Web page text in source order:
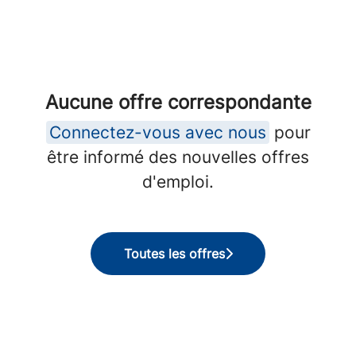
Aucune offre correspondante
Connectez-vous avec nous pour
être informé des nouvelles offres
d'emploi.
Toutes les offres